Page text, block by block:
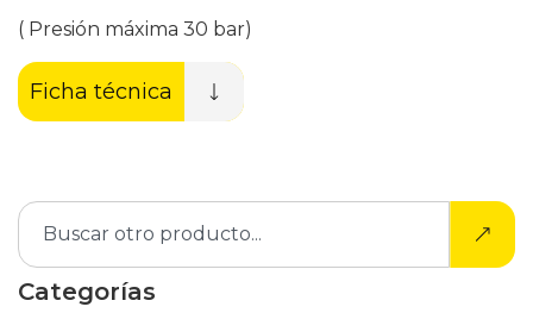
( Presión máxima 30 bar)
Ficha técnica
Categorías